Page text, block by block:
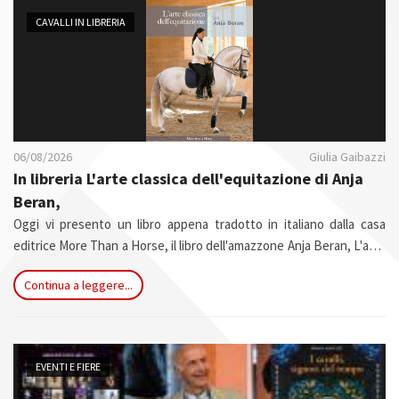
n
CAVALLI IN LIBRERIA
06/08/2026 Giulia Gaibazzi
In libreria L'arte classica dell'equitazione di Anja
Beran,
Oggi vi presento un libro appena tradotto in italiano dalla casa
editrice More Than a Horse, il libro dell'amazzone Anja Beran, L'arte
classica dell'equitazione.Non si tratta solo del parlare di un nuovo
oggetto che arricchisce le nostre librerie, per me è molto di più e
Continua a leggere...
EVENTI E FIERE